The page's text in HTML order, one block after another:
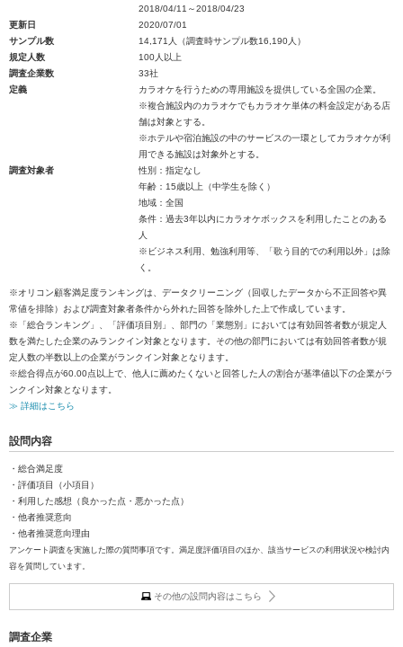
2018/04/11～2018/04/23
更新日
2020/07/01
サンプル数
14,171人（調査時サンプル数16,190人）
規定人数
100人以上
調査企業数
33社
定義
カラオケを行うための専用施設を提供している全国の企業。
※複合施設内のカラオケでもカラオケ単体の料金設定がある店
舗は対象とする。
※ホテルや宿泊施設の中のサービスの一環としてカラオケが利
用できる施設は対象外とする。
調査対象者
性別：指定なし
年齢：15歳以上（中学生を除く）
地域：全国
条件：過去3年以内にカラオケボックスを利用したことのある
人
※ビジネス利用、勉強利用等、「歌う目的での利用以外」は除
く。
※オリコン顧客満足度ランキングは、データクリーニング（回収したデータから不正回答や異
常値を排除）および調査対象者条件から外れた回答を除外した上で作成しています。
※「総合ランキング」、「評価項目別」、部門の「業態別」においては有効回答者数が規定人
数を満たした企業のみランクイン対象となります。その他の部門においては有効回答者数が規
定人数の半数以上の企業がランクイン対象となります。
※総合得点が60.00点以上で、他人に薦めたくないと回答した人の割合が基準値以下の企業がラ
ンクイン対象となります。
≫ 詳細はこちら
設問内容
・総合満足度
・評価項目（小項目）
・利用した感想（良かった点・悪かった点）
・他者推奨意向
・他者推奨意向理由
アンケート調査を実施した際の質問事項です。満足度評価項目のほか、該当サービスの利用状況や検討内
容を質問しています。
その他の設問内容はこちら
調査企業